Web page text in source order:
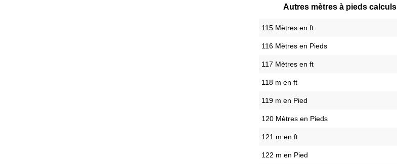
Autres mètres à pieds calculs
115 Mètres en ft
116 Mètres en Pieds
117 Mètres en ft
118 m en ft
119 m en Pied
120 Mètres en Pieds
121 m en ft
122 m en Pied